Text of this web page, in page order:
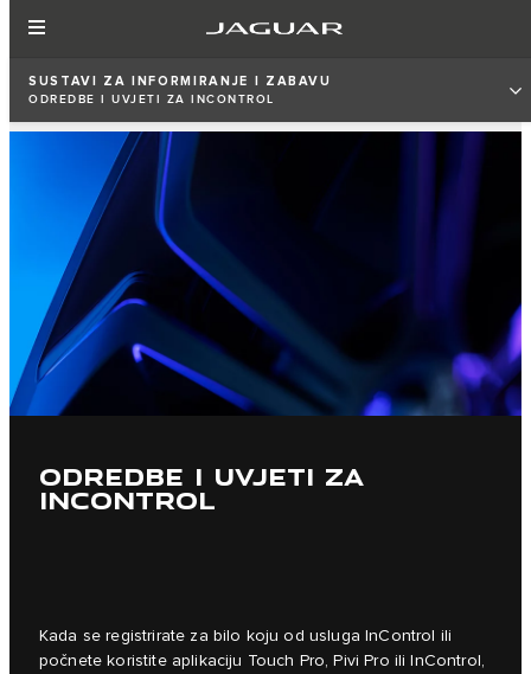
SUSTAVI ZA INFORMIRANJE I ZABAVU
ODREDBE I UVJETI ZA INCONTROL
ODREDBE I UVJETI ZA
INCONTROL
Kada se registrirate za bilo koju od usluga InControl ili
počnete koristite aplikaciju Touch Pro, Pivi Pro ili InControl,